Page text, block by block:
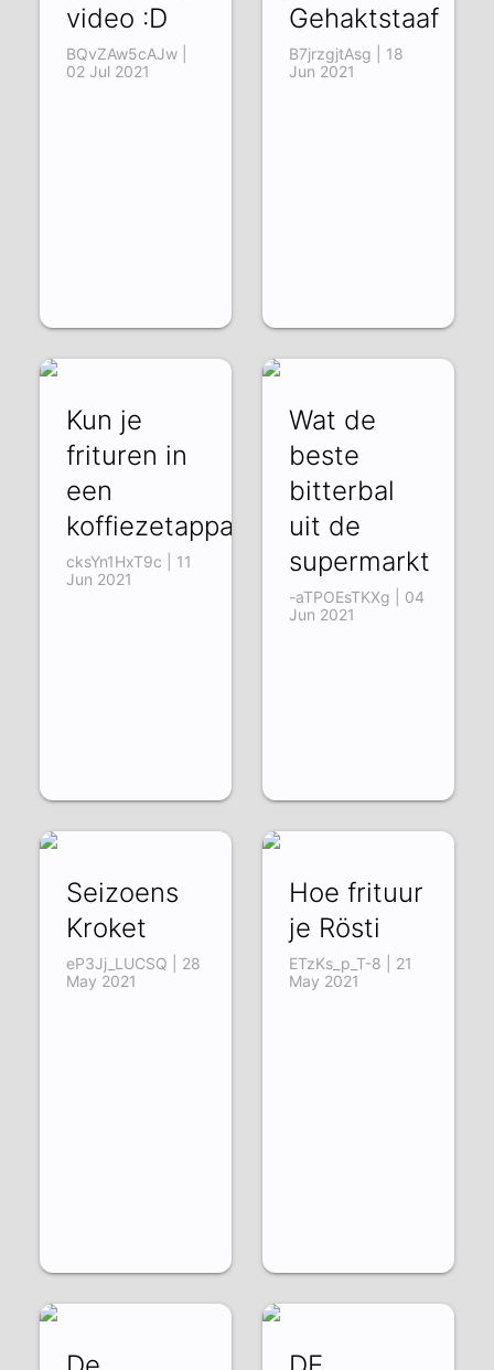
video :D
BQvZAw5cAJw |
02 Jul 2021
Gehaktstaaf
B7jrzgjtAsg | 18
Jun 2021
Kun je
frituren in
een
koffiezetapparaat?
cksYn1HxT9c | 11
Jun 2021
Wat de
beste
bitterbal
uit de
supermarkt
-aTPOEsTKXg | 04
Jun 2021
Seizoens
Kroket
eP3Jj_LUCSQ | 28
May 2021
Hoe frituur
je Rösti
ETzKs_p_T-8 | 21
May 2021